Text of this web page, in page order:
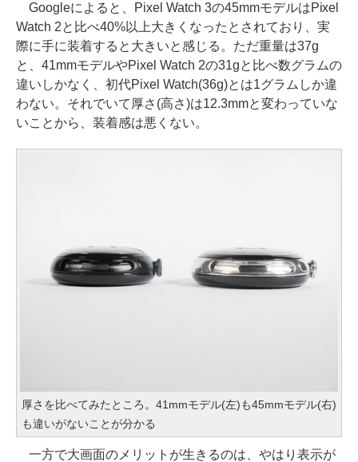
Googleによると、Pixel Watch 3の45mmモデルはPixel
Watch 2と比べ40%以上大きくなったとされており、実
際に手に装着すると大きいと感じる。ただ重量は37g
と、41mmモデルやPixel Watch 2の31gと比べ数グラムの
違いしかなく、初代Pixel Watch(36g)とは1グラムしか違
わない。それでいて厚さ(高さ)は12.3mmと変わっていな
いことから、装着感は悪くない。
厚さを比べてみたところ。41mmモデル(左)も45mmモデル(右)
も違いがないことが分かる
一方で大画面のメリットが生きるのは、やはり表示が